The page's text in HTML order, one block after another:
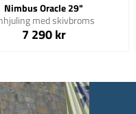
Nimbus Oracle 29"
med skivbroms
7 290 kr